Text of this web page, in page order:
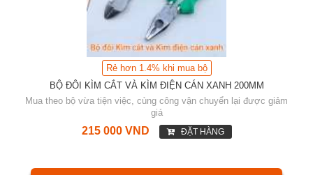
Rẻ hơn 1.4% khi mua bộ
BỘ ĐÔI KÌM CẮT VÀ KÌM ĐIỆN CÁN XANH 200MM
Mua theo bộ vừa tiện việc, cùng công vận chuyển lại được giảm
giá
215 000 VND ĐẶT HÀNG